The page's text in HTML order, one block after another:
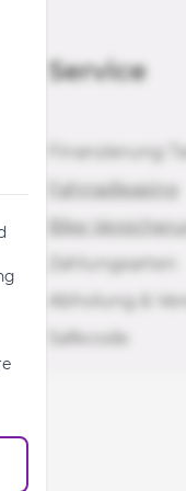
Service
Finanzierung
Fahrradleasing
Bike
Zahlungsarten
Abholung &
Safecode